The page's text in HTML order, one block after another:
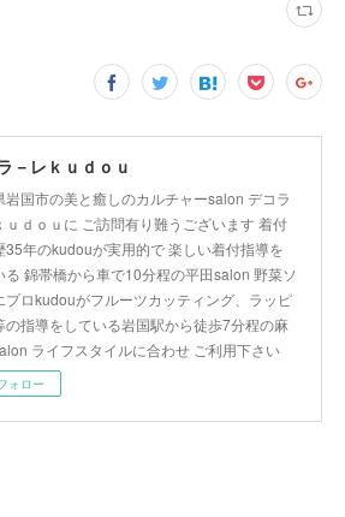
－レｋｕｄｏｕ
岩国市の美と癒しのカルチャーsalon デコラ
ｕｄｏｕに ご訪問有り難うございます 着付
35年のkudouが実用的で 楽しい着付指導を
る 錦帯橋から車で10分程の平田salon 野菜ソ
プロkudouがフルーツカッティング、ラッピ
の指導をしている岩国駅から徒歩7分程の麻
ライフスタイルに合わせ ご利用下さい
ォロー